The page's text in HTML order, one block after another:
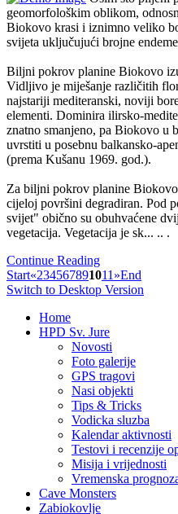
geomorfološkim oblikom,
Biokovo krasi i iznimno veliko
svijeta uključujući brojne
Biljni pokrov planine Biokovo
Vidljivo je miješanje različitih
najstariji mediteranski, noviji
elementi. Dominira ilirsko-
znatno smanjeno, pa Biokovo u
uvrstiti u posebnu balkansko-
(prema Kušanu 1969. god.).
Za biljni pokrov planine
cijeloj površini degradiran.
svijet" obično su obuhvaćene
vegetacija. Vegetacija je sk... .. .
Continue Reading
Start«234567891011 »End
Switch to Desktop Version
Home
HPD Sv. Jure
Novosti
Foto galerije
GPS tragovi
Nasi objekti
Tips & Tricks
Vodicka sluzba
Kalendar aktivnosti
Testovi i recenzije
Misija i vrijednosti
Vremenska
Cave Monsters
Zabiokovlje